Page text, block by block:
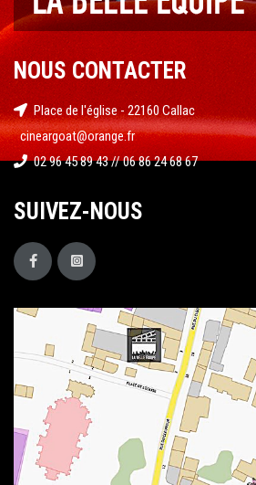
NOUS CONTACTER
Place de l'église - 22160 Callac
cineargoat@orange.fr
02 96 45 89 43 // 06 86 24 68 67
SUIVEZ-NOUS